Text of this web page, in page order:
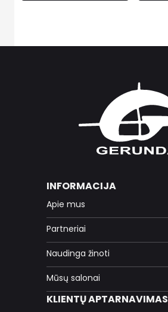
INFORMACIJA
Apie mus
Partneriai
Naudinga žinoti
Mūsų salonai
KLIENTŲ APTARNAVIMAS